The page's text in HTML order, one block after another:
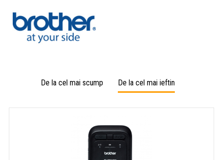
De la cel mai scump De la cel mai ieftin